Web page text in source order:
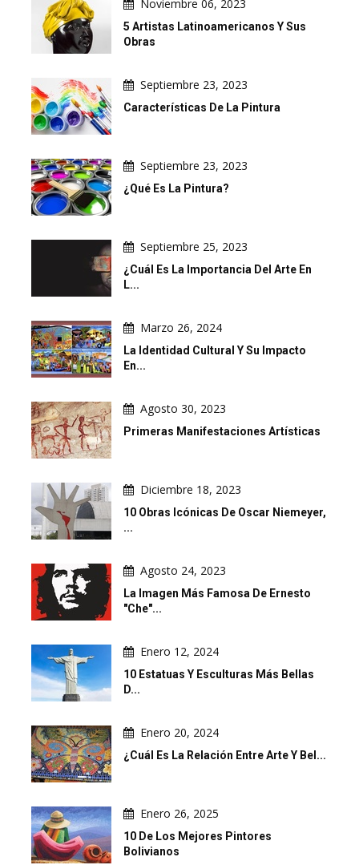
Noviembre 06, 2023
5 Artistas Latinoamericanos Y Sus
Obras
Septiembre 23, 2023
Características De La Pintura
Septiembre 23, 2023
¿Qué Es La Pintura?
Septiembre 25, 2023
¿Cuál Es La Importancia Del Arte En
L...
Marzo 26, 2024
La Identidad Cultural Y Su Impacto
En...
Agosto 30, 2023
Primeras Manifestaciones Artísticas
Diciembre 18, 2023
10 Obras Icónicas De Oscar Niemeyer,
...
Agosto 24, 2023
La Imagen Más Famosa De Ernesto
"Che"...
Enero 12, 2024
10 Estatuas Y Esculturas Más Bellas
D...
Enero 20, 2024
¿Cuál Es La Relación Entre Arte Y Bel...
Enero 26, 2025
10 De Los Mejores Pintores
Bolivianos